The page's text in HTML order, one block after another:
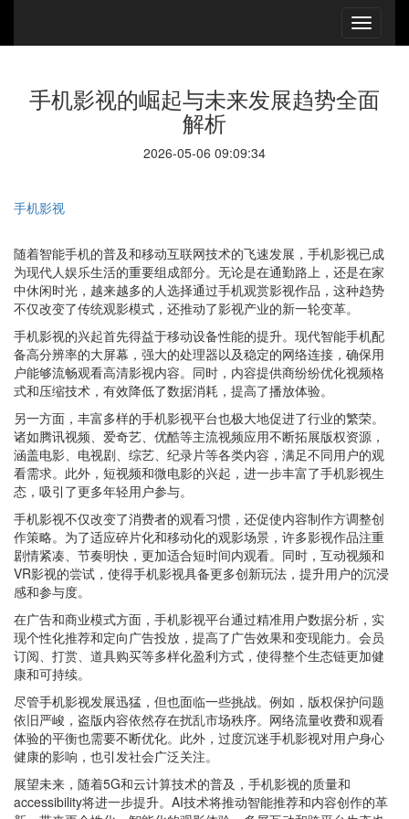
手机影视的崛起与未来发展趋势全面
解析
2026-05-06 09:09:34
手机影视
随着智能手机的普及和移动互联网技术的飞速发展，手机影视已成
为现代人娱乐生活的重要组成部分。无论是在通勤路上，还是在家
中休闲时光，越来越多的人选择通过手机观赏影视作品，这种趋势
不仅改变了传统观影模式，还推动了影视产业的新一轮变革。
手机影视的兴起首先得益于移动设备性能的提升。现代智能手机配
备高分辨率的大屏幕，强大的处理器以及稳定的网络连接，确保用
户能够流畅观看高清影视内容。同时，内容提供商纷纷优化视频格
式和压缩技术，有效降低了数据消耗，提高了播放体验。
另一方面，丰富多样的手机影视平台也极大地促进了行业的繁荣。
诸如腾讯视频、爱奇艺、优酷等主流视频应用不断拓展版权资源，
涵盖电影、电视剧、综艺、纪录片等各类内容，满足不同用户的观
看需求。此外，短视频和微电影的兴起，进一步丰富了手机影视生
态，吸引了更多年轻用户参与。
手机影视不仅改变了消费者的观看习惯，还促使内容制作方调整创
作策略。为了适应碎片化和移动化的观影场景，许多影视作品注重
剧情紧凑、节奏明快，更加适合短时间内观看。同时，互动视频和
VR影视的尝试，使得手机影视具备更多创新玩法，提升用户的沉浸
感和参与度。
在广告和商业模式方面，手机影视平台通过精准用户数据分析，实
现个性化推荐和定向广告投放，提高了广告效果和变现能力。会员
订阅、打赏、道具购买等多样化盈利方式，使得整个生态链更加健
康和可持续。
尽管手机影视发展迅猛，但也面临一些挑战。例如，版权保护问题
依旧严峻，盗版内容依然存在扰乱市场秩序。网络流量收费和观看
体验的平衡也需要不断优化。此外，过度沉迷手机影视对用户身心
健康的影响，也引发社会广泛关注。
展望未来，随着5G和云计算技术的普及，手机影视的质量和
accessibility将进一步提升。AI技术将推动智能推荐和内容创作的革